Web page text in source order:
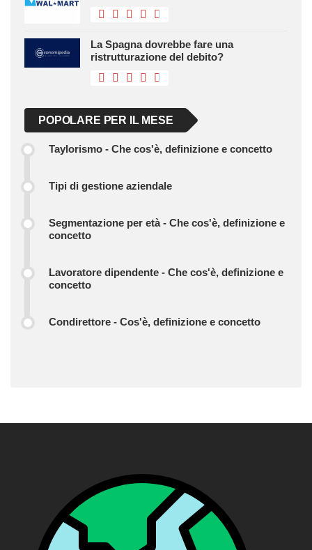
La Spagna dovrebbe fare una
ristrutturazione del debito?
POPOLARE PER IL MESE
Taylorismo - Che cos'è, definizione e concetto
Tipi di gestione aziendale
Segmentazione per età - Che cos'è, definizione e
concetto
Lavoratore dipendente - Che cos'è, definizione e
concetto
Condirettore - Cos'è, definizione e concetto